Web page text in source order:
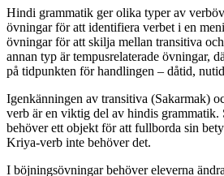
Hindi grammatik ger olika typer av
övningar för att identifiera verbet i en
övningar för att skilja mellan transitiva
annan typ är tempusrelaterade övningar,
på tidpunkten för handlingen – dåtid,
Igenkänningen av transitiva (Sakarmak)
verb är en viktig del av hindis
behöver ett objekt för att fullborda sin
Kriya-verb inte behöver det.
I böjningsövningar behöver eleverna